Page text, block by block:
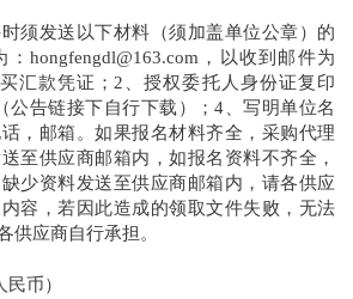
须发送以下材料（须加盖单位公章）的
hongfengdl@163.com，以收到邮件为
汇款凭证；2、授权委托人身份证复印
公告链接下自行下载）；4、写明单位名
，邮箱。如果报名材料齐全，采购代理
至供应商邮箱内，如报名资料不齐全，
少资料发送至供应商邮箱内，请各供应
容，若因此造成的领取文件失败，无法
供应商自行承担。
币）